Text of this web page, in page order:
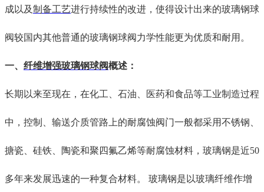
成以 及制备工艺进行持续性的改进，使得设计出来的玻璃钢球
阀较国内其他普通的玻璃钢球阀力学性能更为优质和耐用 。
一、 纤维增强玻璃钢球阀概述 ：
长期以来至现在 ，在化工、石油、医药和食品等工业制造过程
中 ，控制、输送介质管路上的耐腐蚀阀门一般都采用不锈钢、
搪瓷、硅铁、陶瓷和聚四氟乙烯等耐腐蚀材料，玻璃钢是近50
多年来发展迅速的一种复合材料。 玻璃钢是以玻璃纤维作增